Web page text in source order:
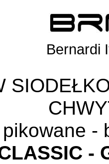
Bernardi
pikowane -
-